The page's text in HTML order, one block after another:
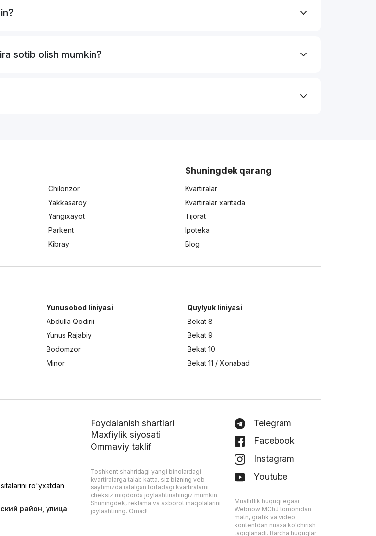
sotib olish mumkin?
Chilonzor
Yakkasaroy
Yangixayot
Parkent
Kibray
Shuningdek qarang
Kvartiralar
Kvartiralar xaritada
Tijorat
Ipoteka
Blog
Yunusobod liniyasi
Abdulla Qodirii
Yunus Rajabiy
Bodomzor
Minor
Quylyuk liniyasi
Bekat 8
Bekat 9
Bekat 10
Bekat 11 / Xonabad
ro'yxatdan
район, улица
Foydalanish shartlari
Maxfiylik siyosati
Ommaviy taklif
Toshkent shahridagi yangi binolardagi
kvartiralarga talab katta, siz bizning veb-
saytimizda istalgan toifadagi kvartiralarni
cheksiz miqdorda joylashtirishingiz mumkin.
Shuningdek, reklama va axborot maqolalarini
joylashtiring. Omad!
Telegram
Facebook
Instagram
Youtube
Mualliflik huquqi egasi
Webnow MChJ tomonidan
matn, grafik va video
kontentdan nusxa ko'chirish
taqiqlanadi. Barcha huquqlar